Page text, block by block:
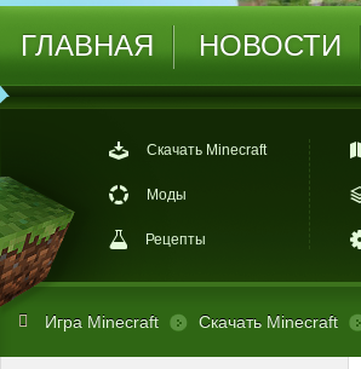
ГЛАВНАЯ НОВОСТИ
Скачать Minecraft
Моды
Рецепты
Игра Minecraft Скачать Minecraft